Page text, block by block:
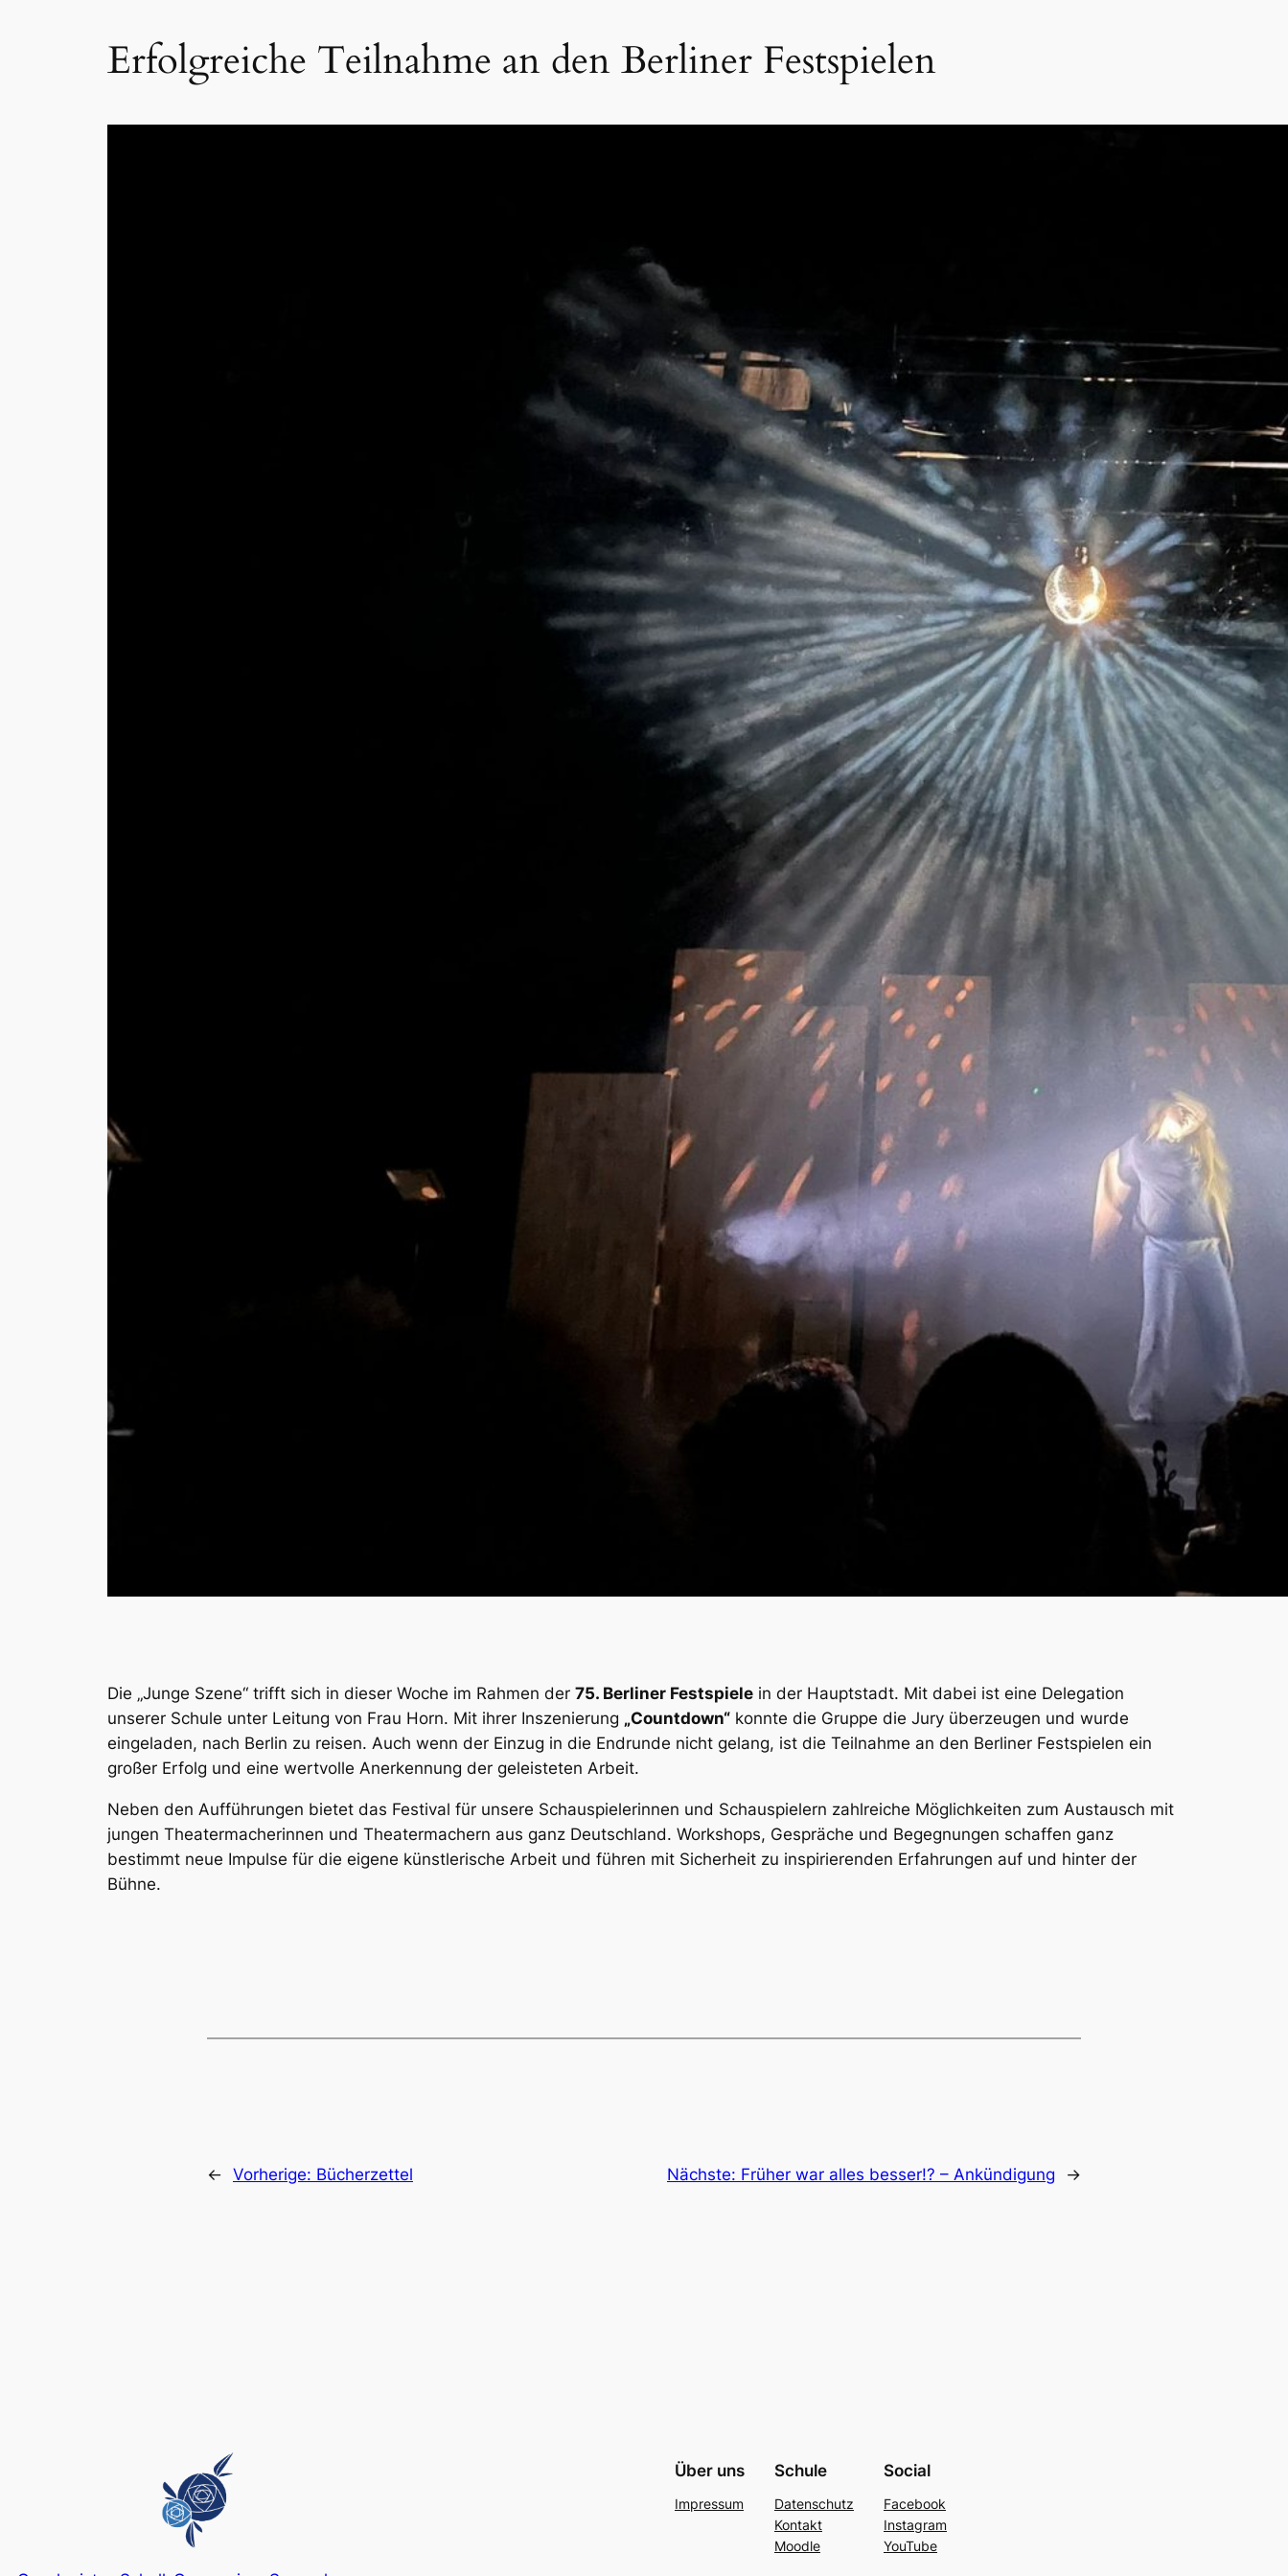
Erfolgreiche Teilnahme an den Berliner Festspielen
Die „Junge Szene“ trifft sich in dieser Woche im Rahmen der 75. Berliner Festspiele in der Hauptstadt. Mit dabei ist eine Delegation
unserer Schule unter Leitung von Frau Horn. Mit ihrer Inszenierung „Countdown“ konnte die Gruppe die Jury überzeugen und wurde
eingeladen, nach Berlin zu reisen. Auch wenn der Einzug in die Endrunde nicht gelang, ist die Teilnahme an den Berliner Festspielen ein
großer Erfolg und eine wertvolle Anerkennung der geleisteten Arbeit.
Neben den Aufführungen bietet das Festival für unsere Schauspielerinnen und Schauspielern zahlreiche Möglichkeiten zum Austausch mit
jungen Theatermacherinnen und Theatermachern aus ganz Deutschland. Workshops, Gespräche und Begegnungen schaffen ganz
bestimmt neue Impulse für die eigene künstlerische Arbeit und führen mit Sicherheit zu inspirierenden Erfahrungen auf und hinter der
Bühne.
← Vorherige: Bücherzettel Nächste: Früher war alles besser!? – Ankündigung →
Über uns
Impressum
Schule
Datenschutz
Kontakt
Moodle
Social
Facebook
Instagram
YouTube